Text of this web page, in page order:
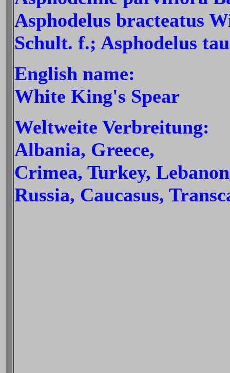
Asphodelus bracteatus
Schult. f.; Asphodelus
English name:
White King's Spear
Weltweite Verbreitung:
Albania, Greece,
Crimea, Turkey,
Russia, Caucasus,